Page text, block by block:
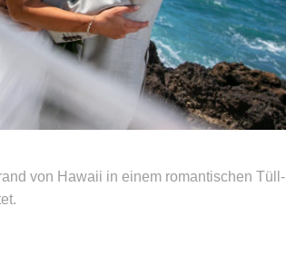
von Hawaii in einem romantischen Tüll-